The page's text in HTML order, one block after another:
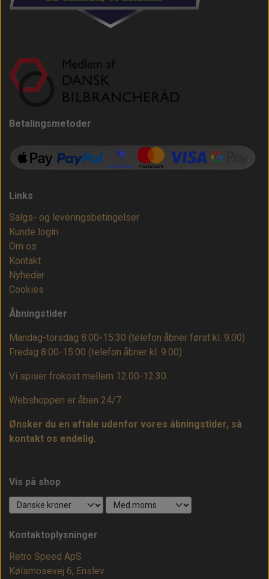
Betalingsmetoder
Links
Salgs- og leveringsbetingelser
Kunde login
Om os
Kontakt
Nyheder
Cookies
Åbningstider
Mandag-torsdag 8:00-15:30 (telefon åbner først kl. 9.00)
Fredag 8:00-15:00 (telefon åbner kl. 9.00)
Vi spiser frokost mellem 12.00-12.30.
Webshoppen er åben 24/7.
Ønsker du en aftale udenfor vores åbningstider, så
kontakt os endelig.
Vis på shop
Kontaktoplysninger
Retro Speed ApS
Kølsmosevej 6, Enslev